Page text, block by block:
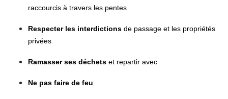
raccourcis à travers les pentes
Respecter les interdictions de passage et les propriétés
privées
Ramasser ses déchets et repartir avec
Ne pas faire de feu